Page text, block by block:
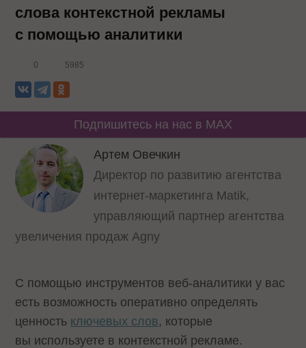
слова контекстной рекламы
с помощью аналитики
0 5985
Подпишитесь на нас в MAX
Артем Овечкин
Директор по развитию агентства
интернет-маркетинга Matik,
управляющий партнер агентства
увеличения продаж Agny
С помощью инструментов веб-аналитики у вас
есть возможность оперативно определять
ценность ключевых слов, которые
вы используете в контекстной рекламе.